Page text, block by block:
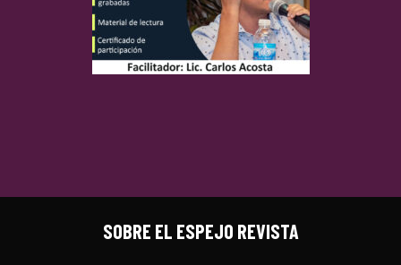
SOBRE EL ESPEJO REVISTA